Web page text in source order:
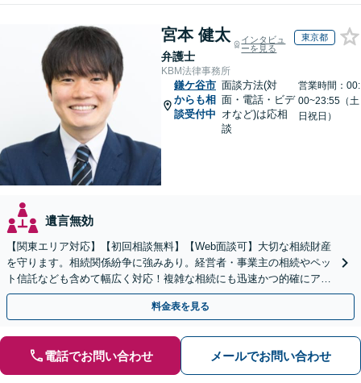
宮本 健太
弁護士
インタビュ
ーを見る
東京都
KBM法律事務所
鎌ケ谷市
からも相
談受付中
面談方法(対
面・電話・ビデ
オなど)は応相
談
営業時間：00:
00~23:55（土
日祝日）
遺言無効
【関東エリア対応】【初回相談無料】【Web面談可】大切な相続財産
を守ります。相続関係紛争に強みあり。経営者・事業主の相続やペッ
ト信託なども含めて幅広く対応！複雑な相続にも迅速かつ的確にアド
バイスいたします。
料金表を見る
電話でお問い合わせ メールでお問い合わせ